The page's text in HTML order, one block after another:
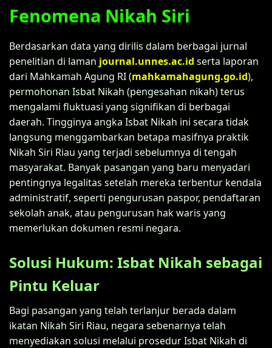
Fenomena Nikah Siri
Berdasarkan data yang dirilis dalam berbagai jurnal
penelitian di laman journal.unnes.ac.id serta laporan
dari Mahkamah Agung RI (mahkamahagung.go.id),
permohonan Isbat Nikah (pengesahan nikah) terus
mengalami fluktuasi yang signifikan di berbagai
daerah. Tingginya angka Isbat Nikah ini secara tidak
langsung menggambarkan betapa masifnya praktik
Nikah Siri Riau yang terjadi sebelumnya di tengah
masyarakat. Banyak pasangan yang baru menyadari
pentingnya legalitas setelah mereka terbentur kendala
administratif, seperti pengurusan paspor, pendaftaran
sekolah anak, atau pengurusan hak waris yang
memerlukan dokumen resmi negara.
Solusi Hukum: Isbat Nikah sebagai
Pintu Keluar
Bagi pasangan yang telah terlanjur berada dalam
ikatan Nikah Siri Riau, negara sebenarnya telah
menyediakan solusi melalui prosedur Isbat Nikah di